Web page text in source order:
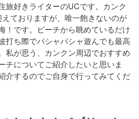
旅好きライターのUCです。カンク
ておりますが、唯一飽きないのが
！です。ビーチから眺めているだけ
打ち際でパシャパシャ遊んでも最高
私が思う、カンクン周辺でおすすめ
チについてご紹介したいと思いま
介するのでご自身で行ってみてくだ